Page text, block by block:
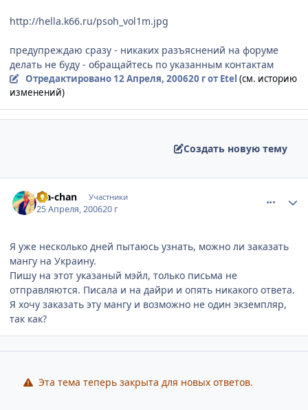
http://hella.k66.ru/psoh_vol1m.jpg
предупреждаю сразу - никаких разъяснений на форуме
делать не буду - обращайтесь по указанным контактам
Отредактировано 12 Апреля, 200620 гот Etel (см. историю
изменений)
Создать новую тему
Iva-chan Участники
25 Апреля, 200620 г
Я уже несколько дней пытаюсь узнать, можно ли заказать
мангу на Украину.
Пишу на этот указаный мэйл, только письма не
отправляются. Писала и на дайри и опять никакого ответа.
Я хочу заказать эту мангу и возможно не один экземпляр,
так как?
Эта тема теперь закрыта для новых ответов.